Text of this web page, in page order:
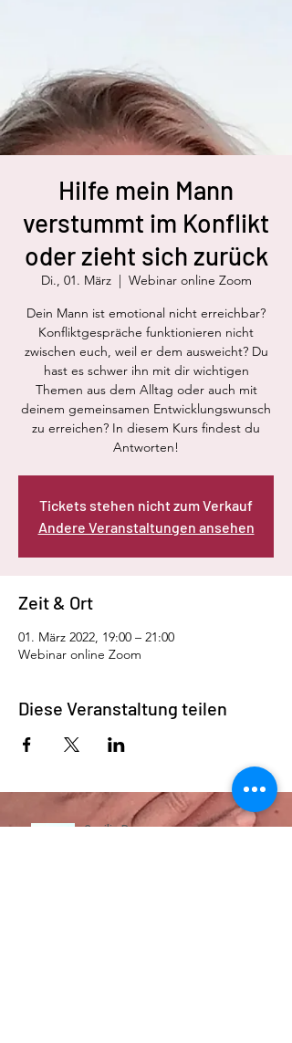
Hilfe mein Mann
verstummt im Konflikt
oder zieht sich zurück
Di., 01. März
  |
Webinar online Zoom
Dein Mann ist emotional nicht erreichbar?
Konfliktgespräche funktionieren nicht
zwischen euch, weil er dem ausweicht? Du
hast es schwer ihn mit dir wichtigen
Themen aus dem Alltag oder auch mit
deinem gemeinsamen Entwicklungswunsch
zu erreichen? In diesem Kurs findest du
Antworten!
Tickets stehen nicht zum Verkauf
Andere Veranstaltungen ansehen
Zeit & Ort
01. März 2022, 19:00 – 21:00
Webinar online Zoom
Diese Veranstaltung teilen